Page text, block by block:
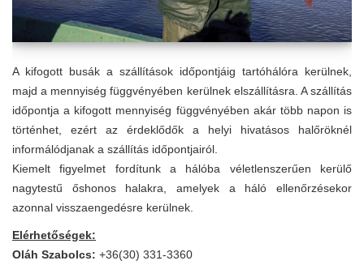
A kifogott busák a szállítások időpontjáig tartóhálóra kerülnek,
majd a mennyiség függvényében kerülnek elszállításra. A szállítás
időpontja a kifogott mennyiség függvényében akár több napon is
történhet, ezért az érdeklődők a helyi hivatásos halőröknél
informálódjanak a szállítás időpontjairól.
Kiemelt figyelmet fordítunk a hálóba véletlenszerűen kerülő
nagytestű őshonos halakra, amelyek a háló ellenőrzésekor
azonnal visszaengedésre kerülnek.
Elérhetőségek:
Oláh Szabolcs: +36(30) 331-3360